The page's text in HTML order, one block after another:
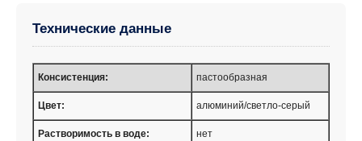
Технические данные
Консистенция: пастообразная
Цвет: алюминий/светло-серый
Растворимость в воде: нет